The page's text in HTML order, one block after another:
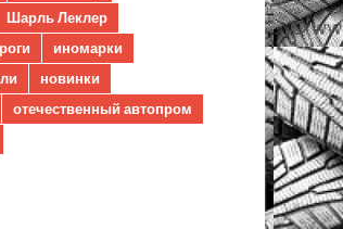
Шарль Леклер
иномарки
новинки
отечественный автопром